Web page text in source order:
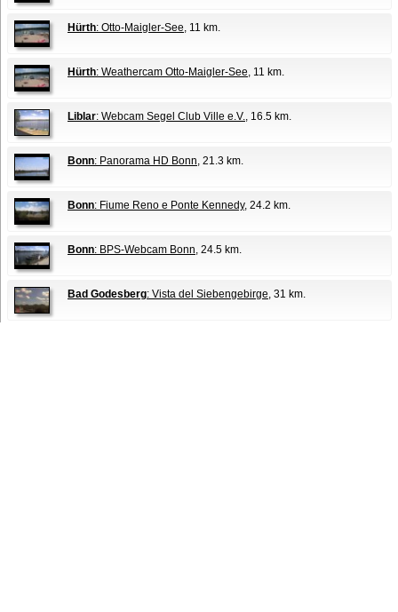
Hürth: Otto-Maigler-See, 11 km.
Hürth: Weathercam Otto-Maigler-See, 11 km.
Liblar: Webcam Segel Club Ville e.V., 16.5 km.
Bonn: Panorama HD Bonn, 21.3 km.
Bonn: Fiume Reno e Ponte Kennedy, 24.2 km.
Bonn: BPS-Webcam Bonn, 24.5 km.
Bad Godesberg: Vista del Siebengebirge, 31 km.